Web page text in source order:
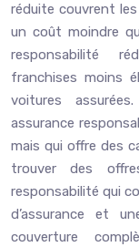
réduite couvrent
un coût moindre
responsabilité
franchises moins
voitures
assurance
mais qui offre des
trouver des
responsabilité qui
d’assurance et
couverture